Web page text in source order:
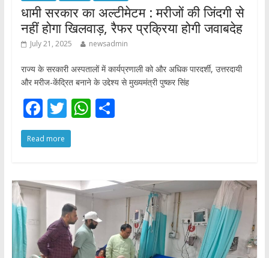
धामी सरकार का अल्टीमेटम : मरीजों की जिंदगी से
नहीं होगा खिलवाड़, रैफर प्रक्रिया होगी जवाबदेह
July 21, 2025 newsadmin
राज्य के सरकारी अस्पतालों में कार्यप्रणाली को और अधिक पारदर्शी, उत्तरदायी
और मरीज-केंद्रित बनाने के उद्देश्य से मुख्यमंत्री पुष्कर सिंह
F
ac
e
o
o
k
T
w
itt
W
A
p
p
S
Read more